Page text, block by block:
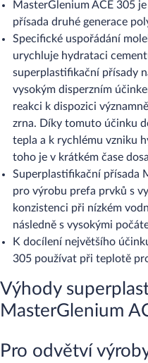
MasterGlenium ACE 305
přísada druhé generace
Specifické uspořádání
urychluje hydrataci
superplastifikační přísady
vysokým disperzním
reakci k dispozici
zrna. Díky tomuto účinku
tepla a k rychlému vzniku
toho je v krátkém čase
Superplastifikační přísada
pro výrobu prefa prvků s
konzistenci při nízkém
následně s vysokými
K docílení největšího
305 používat při teplotě
Výhody
MasterGlenium
Pro odvětví